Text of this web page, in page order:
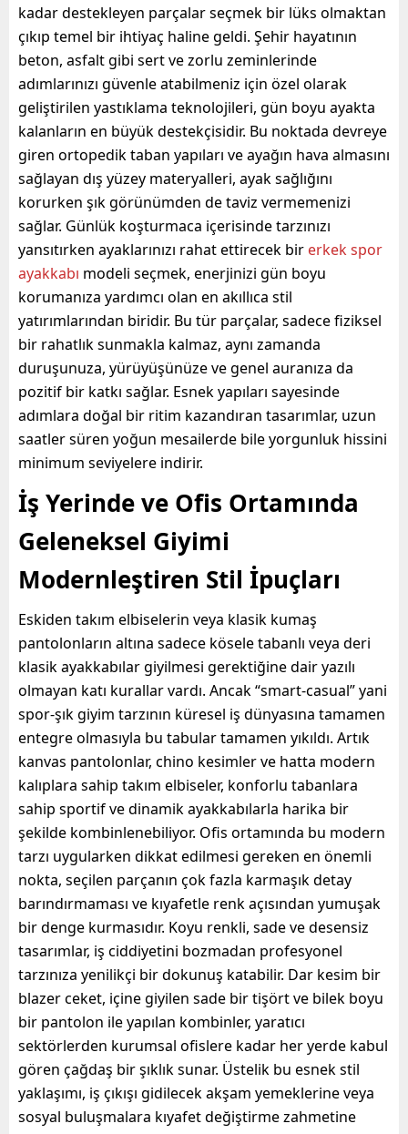
kadar destekleyen parçalar seçmek bir lüks olmaktan
çıkıp temel bir ihtiyaç haline geldi. Şehir hayatının
beton, asfalt gibi sert ve zorlu zeminlerinde
adımlarınızı güvenle atabilmeniz için özel olarak
geliştirilen yastıklama teknolojileri, gün boyu ayakta
kalanların en büyük destekçisidir. Bu noktada devreye
giren ortopedik taban yapıları ve ayağın hava almasını
sağlayan dış yüzey materyalleri, ayak sağlığını
korurken şık görünümden de taviz vermemenizi
sağlar. Günlük koşturmaca içerisinde tarzınızı
yansıtırken ayaklarınızı rahat ettirecek bir erkek spor
ayakkabı modeli seçmek, enerjinizi gün boyu
korumanıza yardımcı olan en akıllıca stil
yatırımlarından biridir. Bu tür parçalar, sadece fiziksel
bir rahatlık sunmakla kalmaz, aynı zamanda
duruşunuza, yürüyüşünüze ve genel auranıza da
pozitif bir katkı sağlar. Esnek yapıları sayesinde
adımlara doğal bir ritim kazandıran tasarımlar, uzun
saatler süren yoğun mesailerde bile yorgunluk hissini
minimum seviyelere indirir.
İş Yerinde ve Ofis Ortamında
Geleneksel Giyimi
Modernleştiren Stil İpuçları
Eskiden takım elbiselerin veya klasik kumaş
pantolonların altına sadece kösele tabanlı veya deri
klasik ayakkabılar giyilmesi gerektiğine dair yazılı
olmayan katı kurallar vardı. Ancak “smart-casual” yani
spor-şık giyim tarzının küresel iş dünyasına tamamen
entegre olmasıyla bu tabular tamamen yıkıldı. Artık
kanvas pantolonlar, chino kesimler ve hatta modern
kalıplara sahip takım elbiseler, konforlu tabanlara
sahip sportif ve dinamik ayakkabılarla harika bir
şekilde kombinlenebiliyor. Ofis ortamında bu modern
tarzı uygularken dikkat edilmesi gereken en önemli
nokta, seçilen parçanın çok fazla karmaşık detay
barındırmaması ve kıyafetle renk açısından yumuşak
bir denge kurmasıdır. Koyu renkli, sade ve desensiz
tasarımlar, iş ciddiyetini bozmadan profesyonel
tarzınıza yenilikçi bir dokunuş katabilir. Dar kesim bir
blazer ceket, içine giyilen sade bir tişört ve bilek boyu
bir pantolon ile yapılan kombinler, yaratıcı
sektörlerden kurumsal ofislere kadar her yerde kabul
gören çağdaş bir şıklık sunar. Üstelik bu esnek stil
yaklaşımı, iş çıkışı gidilecek akşam yemeklerine veya
sosyal buluşmalara kıyafet değiştirme zahmetine